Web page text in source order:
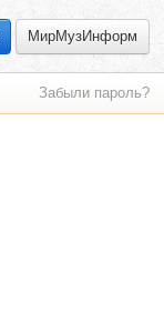
МирМузИнформ
Забыли пароль?